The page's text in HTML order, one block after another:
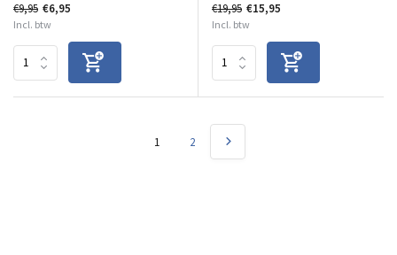
€9,95 €6,95
Incl. btw
€19,95 €15,95
Incl. btw
1 2